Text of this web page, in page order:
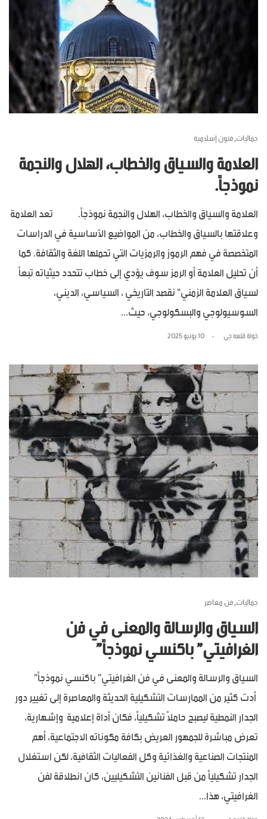
جماليات,فنون إسلامية
العلامة والسياق والخطاب، الهلال والنجمة
نموذجاً.
العلامة والسياق والخطاب، الهلال والنجمة نموذجاً. تعد العلامة
وعلاقتها بالسياق والخطاب، من المواضيع الأساسية في الدراسات
المتخصصة في فهم الرموز والرمزيات التي تحملها اللغة والثقافة. كما
أن تحليل العلامة أو الرمز سوف يؤدي إلى خطاب تتحدد حيثياته تبعاً
لسياق العلامة الزمني” نقصد التاريخي ، السياسي، الديني،
السوسيولوجي والبسكولوجي، حيث...
خولة قلعه جي 10 يونيو 2025
جماليات,فن معاصر
السياق والرسالة والمعنى في فن
الغرافيتي” باكنسي نموذجاً”
السياق والرسالة والمعنى في فن الغرافيتي” باكنسي نموذجاً”
أدت كثير من الممارسات التشكيلية الحديثة والمعاصرة إلى تغيير دور
الجدار النمطية ليصبح حاملاً تشكيلياً، فكان أداة إعلامية وإشهارية،
تعرض مباشرة للجمهور العريض بكافة مكوناته الاجتماعية، أهم
المنتجات الصناعية والغذائية وكل الفعاليات الثقافية، لكن استغلال
الجدار تشكيلياً من قبل الفنانين التشكيليين، كان انطلاقة لفن
الغرافيتي، هذا...